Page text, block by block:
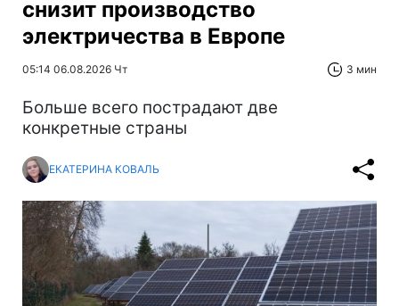
снизит производство
электричества в Европе
05:14 06.08.2026 Чт 3 мин
Больше всего пострадают две
конкретные страны
ЕКАТЕРИНА КОВАЛЬ